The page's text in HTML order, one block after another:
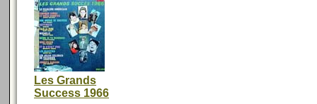
Les Grands
Success 1966